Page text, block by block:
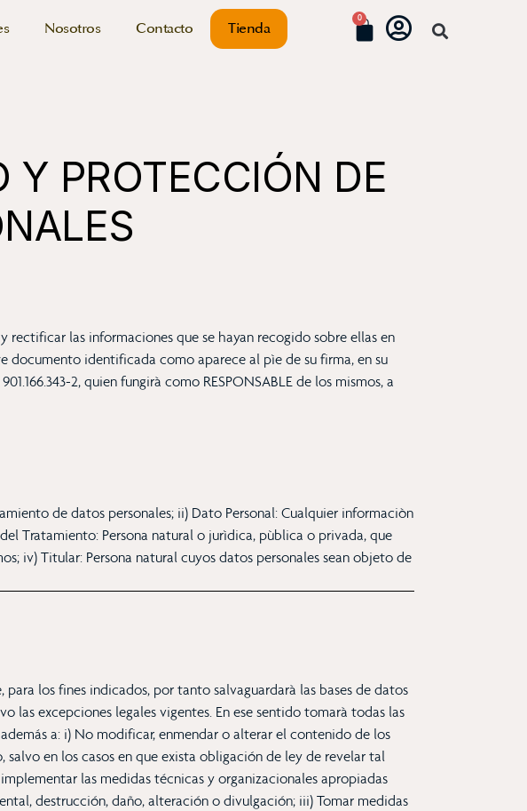
Nosotros Contacto Tienda
0
Y PROTECCIÓN DE
rectificar las informaciones que se hayan recogido sobre ellas en
documento identificada como aparece al pìe de su firma, en su
2, quien fungirà como RESPONSABLE de los mismos, a
de datos personales; ii) Dato Personal: Cualquier informaciòn
Tratamiento: Persona natural o jurìdica, pùblica o privada, que
iv) Titular: Persona natural cuyos datos personales sean objeto de
los fines indicados, por tanto salvaguardarà las bases de datos
excepciones legales vigentes. En ese sentido tomarà todas las
a: i) No modificar, enmendar o alterar el contenido de los
en los casos en que exista obligación de ley de revelar tal
las medidas técnicas y organizacionales apropiadas
destrucción, daño, alteración o divulgación; iii) Tomar medidas